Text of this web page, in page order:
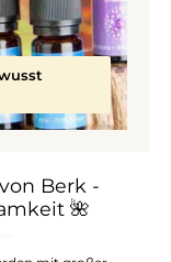
Berk -
🌺